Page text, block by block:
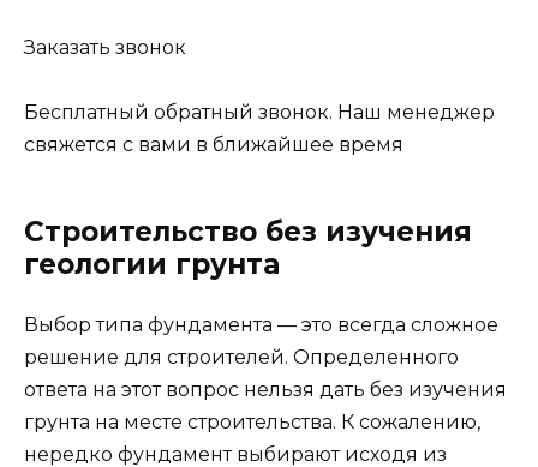
Заказать звонок
Бесплатный обратный звонок. Наш менеджер
свяжется с вами в ближайшее время
Строительство без изучения
геологии грунта
Выбор типа фундамента — это всегда сложное
решение для строителей. Определенного
ответа на этот вопрос нельзя дать без изучения
грунта на месте строительства. К сожалению,
нередко фундамент выбирают исходя из